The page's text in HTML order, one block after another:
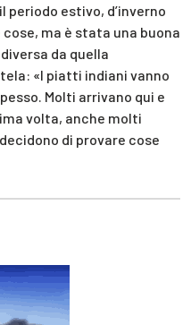
periodo estivo, d’inverno
ma è stata una buona
da quella
«I piatti indiani vanno
Molti arrivano qui e
volta, anche molti
di provare cose